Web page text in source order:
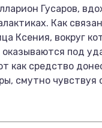
Гусаров,
Как
Ксения, вокруг
оказываются под
как средство
смутно чувствуя